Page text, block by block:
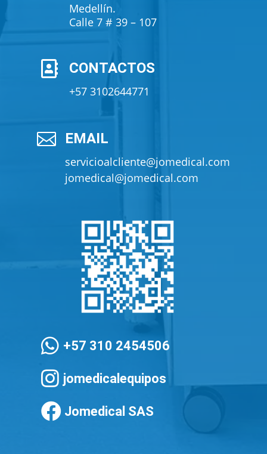
Medellín.
Calle 7 # 39 – 107
 CONTACTOS
+57 3102644771
 EMAIL
servicioalcliente@jomedical.com
jomedical@jomedical.com
 +57 310 2454506
 jomedicalequipos
 Jomedical SAS